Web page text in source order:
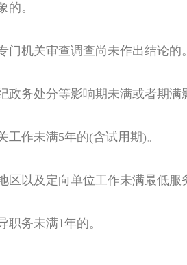
的。
门机关审查调查尚未作出结论的。
政务处分等影响期未满或者期满
作未满5年的(含试用期)。
区以及定向单位工作未满最低服
职务未满1年的。